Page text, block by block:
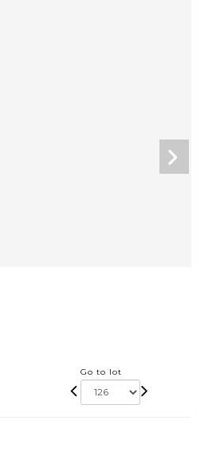
Go to lot